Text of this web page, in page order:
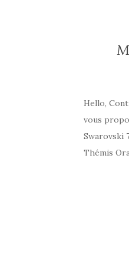
Hello,
vous
Swarovski
Thémis